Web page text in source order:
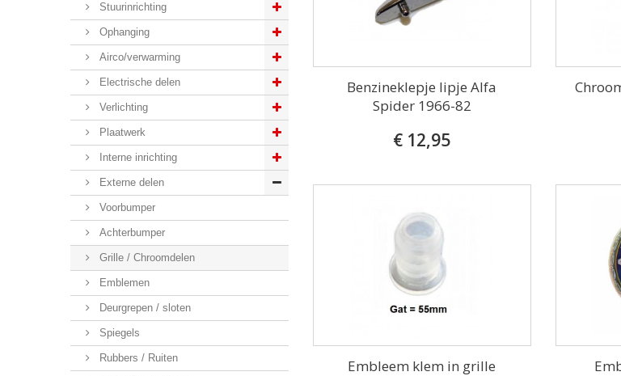
Stuurinrichting
Ophanging
Airco/verwarming
Electrische delen
Verlichting
Plaatwerk
Interne inrichting
Externe delen
Voorbumper
Achterbumper
Grille / Chroomdelen
Emblemen
Deurgrepen / sloten
Spiegels
Rubbers / Ruiten
Benzineklepje lipje Alfa
Spider 1966-82
€ 12,95
Embleem klem in grille